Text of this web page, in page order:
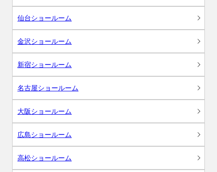
仙台ショールーム
金沢ショールーム
新宿ショールーム
名古屋ショールーム
大阪ショールーム
広島ショールーム
高松ショールーム